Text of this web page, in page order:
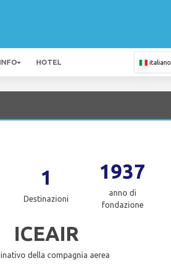
INFO HOTEL italiano
1
Destinazioni
1937
anno di
fondazione
ICEAIR
della compagnia aerea